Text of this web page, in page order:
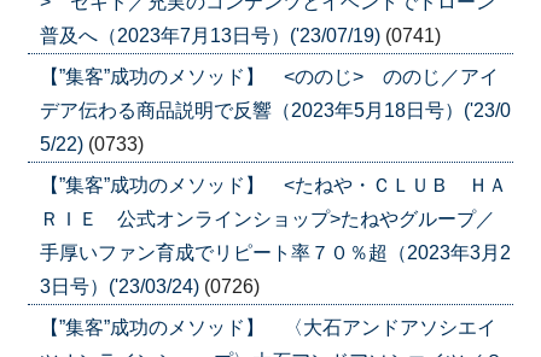
普及へ（2023年7月13日号）('23/07/19) (0741)
【”集客”成功のメソッド】 <ののじ> ののじ／アイ
デア伝わる商品説明で反響（2023年5月18日号）('23/0
5/22) (0733)
【”集客”成功のメソッド】 <たねや・ＣＬＵＢ ＨＡ
ＲＩＥ 公式オンラインショップ>たねやグループ／
手厚いファン育成でリピート率７０％超（2023年3月2
3日号）('23/03/24) (0726)
【”集客”成功のメソッド】 〈大石アンドアソシエイ